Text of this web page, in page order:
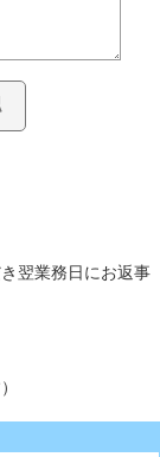
翌業務日にお返事